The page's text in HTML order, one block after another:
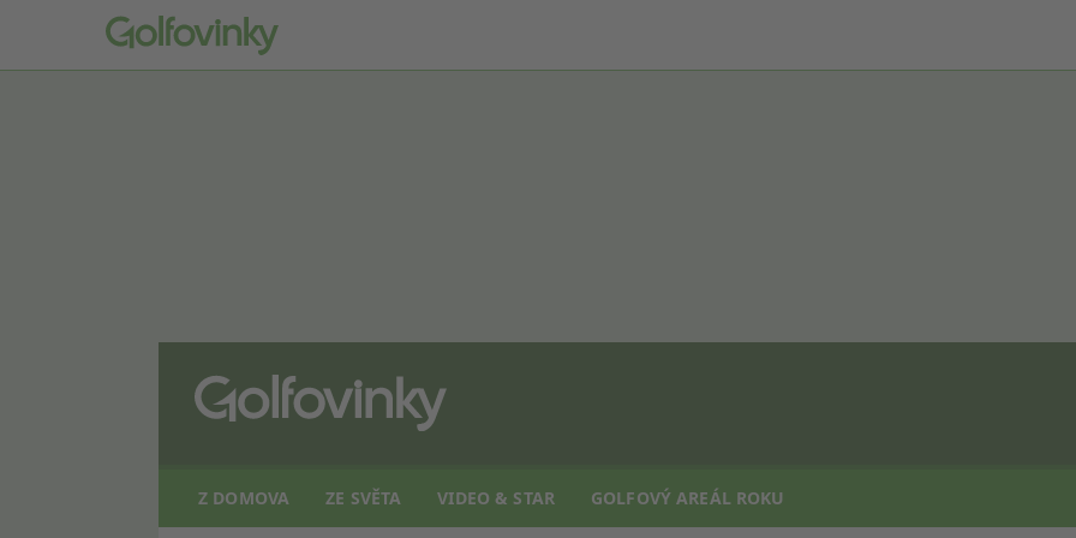
Z DOMOVA ZE SVĚTA VIDEO & STAR GOLFOVÝ AREÁL ROKU